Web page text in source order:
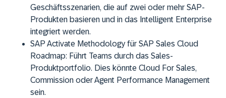
Geschäftsszenarien, die auf zwei oder mehr SAP-
Produkten basieren und in das Intelligent Enterprise
integriert werden.
SAP Activate Methodology für SAP Sales Cloud
Roadmap: Führt Teams durch das Sales-
Produktportfolio. Dies könnte Cloud For Sales,
Commission oder Agent Performance Management
sein.